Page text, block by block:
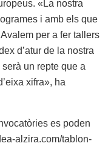
«La nostra
i amb els que
per a fer tallers
d’atur de la nostra
un repte que a
xifra», ha
es poden
alzira.com/tablon-